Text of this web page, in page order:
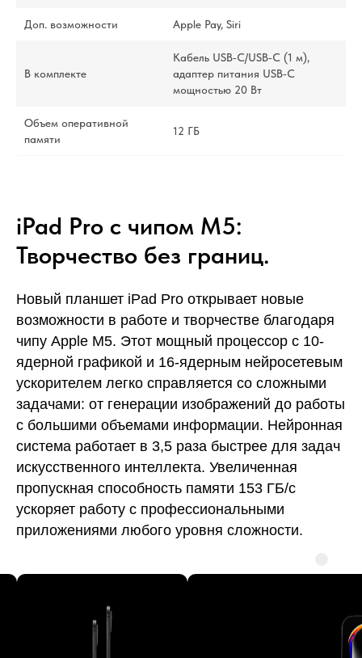
Доп. возможности Apple Pay, Siri
В комплекте
Кабель USB‑C/USB‑C (1 м),
адаптер питания USB‑C
мощностью 20 Вт
Объем оперативной
памяти
12 ГБ
iPad Pro с чипом M5:
Творчество без границ.
Новый планшет iPad Pro открывает новые
возможности в работе и творчестве благодаря
чипу Apple M5. Этот мощный процессор с 10-
ядерной графикой и 16-ядерным нейросетевым
ускорителем легко справляется со сложными
задачами: от генерации изображений до работы
с большими объемами информации. Нейронная
система работает в 3,5 раза быстрее для задач
искусственного интеллекта. Увеличенная
пропускная способность памяти 153 ГБ/с
ускоряет работу с профессиональными
приложениями любого уровня сложности.